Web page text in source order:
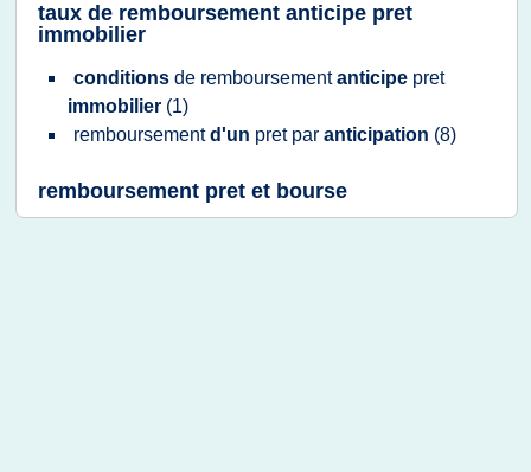
taux de remboursement anticipe pret
immobilier
conditions de remboursementanticipe pret
immobilier (1)
remboursementd'un pret par anticipation (8)
remboursement pret et bourse